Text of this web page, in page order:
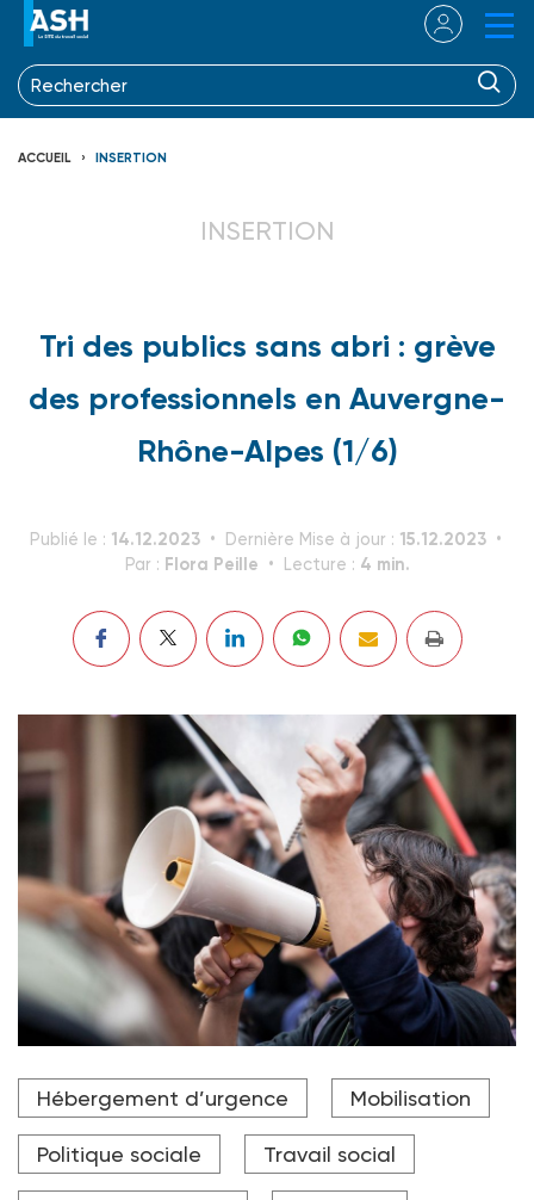
ACCUEIL INSERTION
INSERTION
Tri des publics sans abri : grève
des professionnels en Auvergne-
Rhône-Alpes (1/6)
Publié le : 14.12.2023 Dernière Mise à jour : 15.12.2023
Par : Flora Peille Lecture : 4 min.
Il y a deux ans, à Lyon, aucun enfant ne dormait à la
rue.
Crédit photo Adobe Stock
Hébergement d’urgence Mobilisation
Politique sociale Travail social